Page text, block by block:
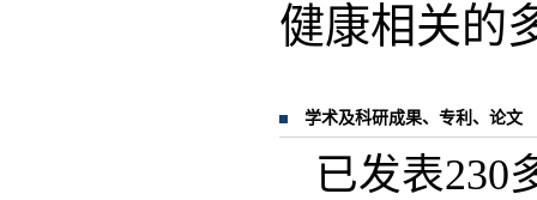
健康相关的
学术及科研成果、专利、论文
已发表230